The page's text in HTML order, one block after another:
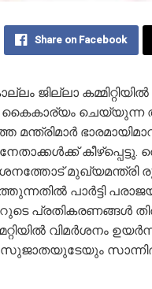
Share on Facebook
ജില്ലാ
കൈകാര്യം ചെയ്യുന്ന
മന്ത്രിമാർ
മുഖ്യമന്ത്രി
പാർട്ടി
വിമർശനം